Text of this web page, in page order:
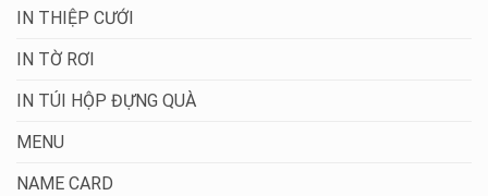
IN THIỆP CƯỚI
IN TỜ RƠI
IN TÚI HỘP ĐỰNG QUÀ
MENU
NAME CARD